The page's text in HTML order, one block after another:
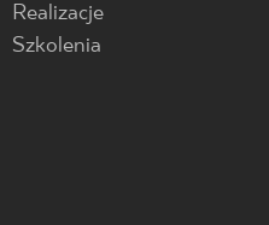
Realizacje
Szkolenia